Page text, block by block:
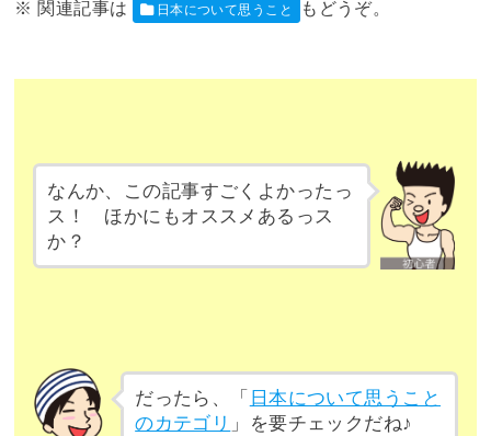
日本について思うこと
なんか、この記事すごくよかったっ
ス！ ほかにもオススメあるっス
か？
だったら、「 日本について思うこと
のカテゴリ 」を要チェックだね♪